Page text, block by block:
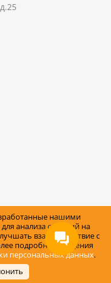
обработки
нашими
анализа событий на
взаимодействие с
подробные сведения
персональных данных.